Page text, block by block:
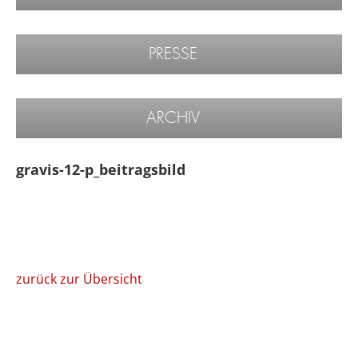
PRESSE
ARCHIV
gravis-12-p_beitragsbild
zurück zur Übersicht